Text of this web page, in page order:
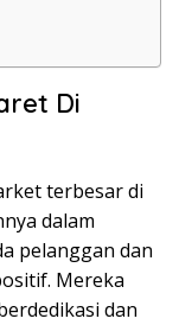
Di
terbesar di
dalam
pelanggan dan
Mereka
dan